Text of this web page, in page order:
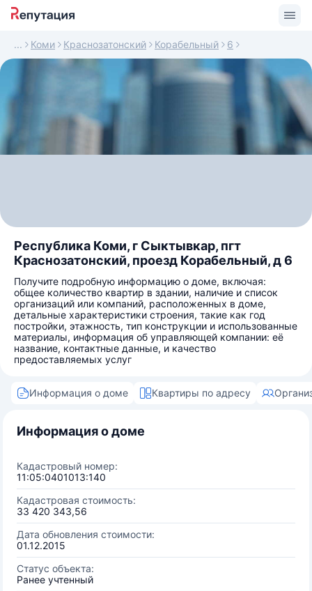
Коми Краснозатонский Корабельный 6
Республика Коми, г Сыктывкар, пгт
Краснозатонский, проезд Корабельный, д 6
Получите подробную информацию о доме, включая:
общее количество квартир в здании, наличие и список
организаций или компаний, расположенных в доме,
детальные характеристики строения, такие как год
постройки, этажность, тип конструкции и использованные
материалы, информация об управляющей компании: её
название, контактные данные, и качество
предоставляемых услуг
Информация о доме Квартиры по адресу
Информация о доме
Кадастровый номер:
11:05:0401013:140
Кадастровая стоимость:
33 420 343,56
Дата обновления стоимости:
01.12.2015
Статус объекта:
Ранее учтенный